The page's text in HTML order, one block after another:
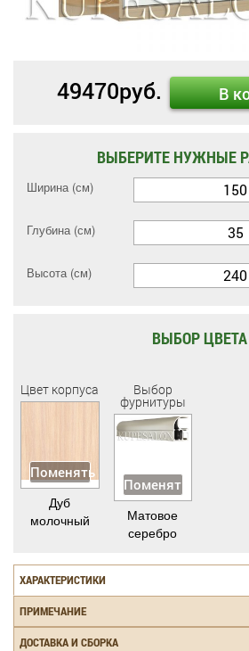
49470руб. В
ВЫБЕРИТЕ НУЖНЫЕ
Ширина (см) 150
Глубина (см) 35
Высота (см) 240
ВЫБОР ЦВЕТА
Цвет корпуса
Поменять
Дуб
молочный
Выбор
фурнитуры
Поменять
Матовое
серебро
ХАРАКТЕРИСТИКИ
ПРИМЕЧАНИЕ
ДОСТАВКА И СБОРКА